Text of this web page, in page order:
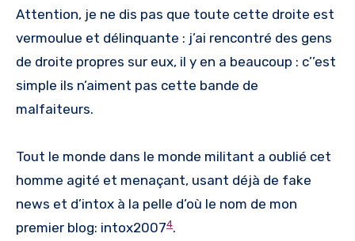
Attention, je ne dis pas que toute cette droite est
vermoulue et délinquante : j’ai rencontré des gens
de droite propres sur eux, il y en a beaucoup : c’’est
simple ils n’aiment pas cette bande de
malfaiteurs.
Tout le monde dans le monde militant a oublié cet
homme agité et menaçant, usant déjà de fake
news et d’intox à la pelle d’où le nom de mon
premier blog: intox20074.